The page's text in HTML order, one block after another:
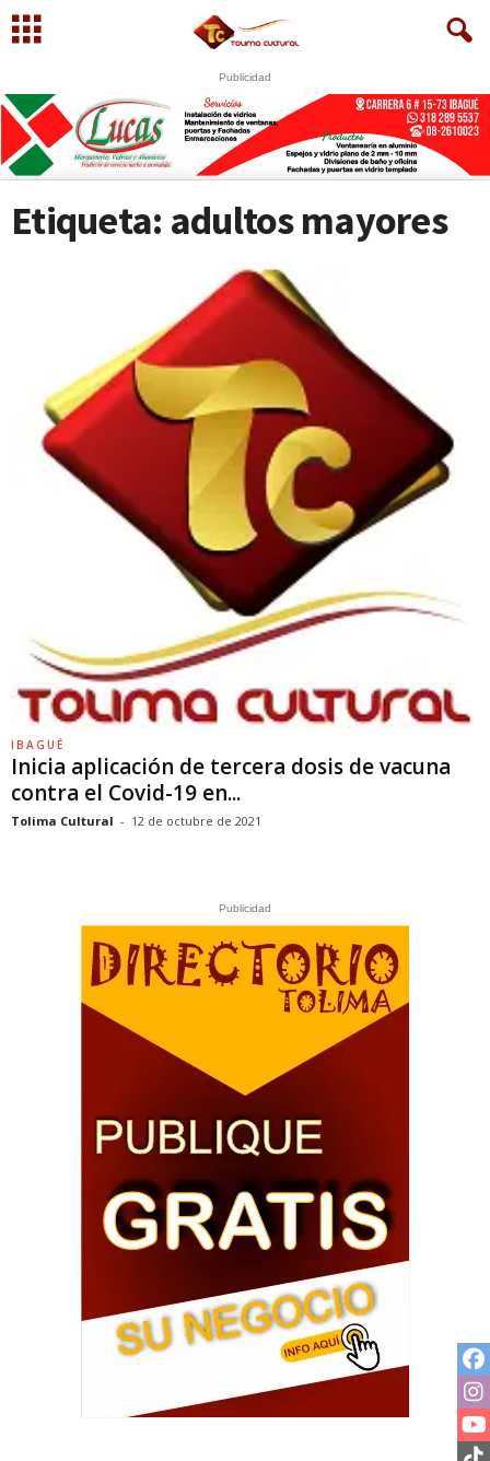
Publicidad
S
WhatsApp +573249605958
Etiqueta: adultos mayores
IBAGUÉ
Inicia aplicación de tercera dosis de vacuna
contra el Covid-19 en...
Tolima Cultural - 12 de octubre de 2021
Publicidad